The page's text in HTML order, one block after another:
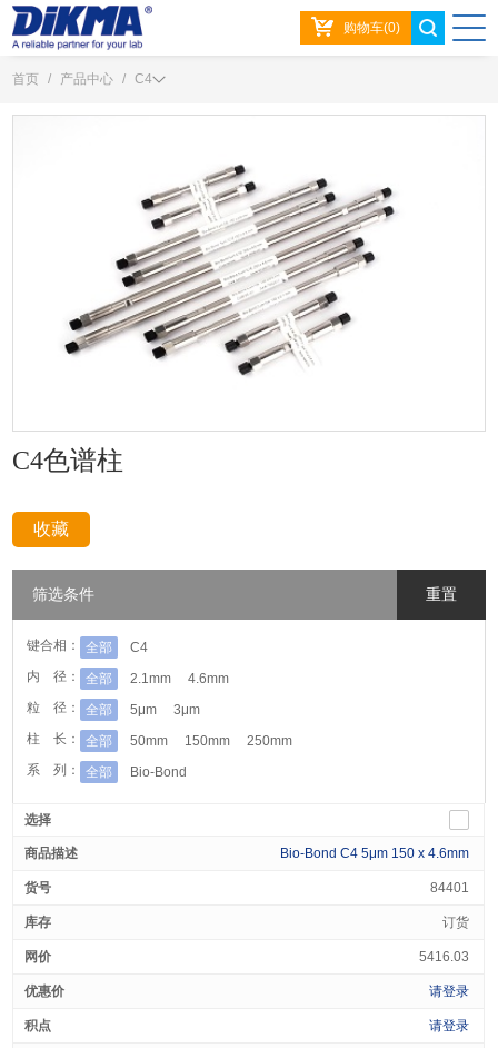
购物车(0)
首页 / 产品中心 / C4
C4色谱柱
收藏
筛选条件 重置
键合相： 全部
C4
内 径：
全部 2.1mm
4.6mm
粒 径：
全部 5μm
3μm
柱 长：
全部 50mm 150mm
250mm
系 列：
全部 Bio-Bond
Bio-Bond C4 5μm 150 x 4.6mm
84401
订货
5416.03
请登录
请登录